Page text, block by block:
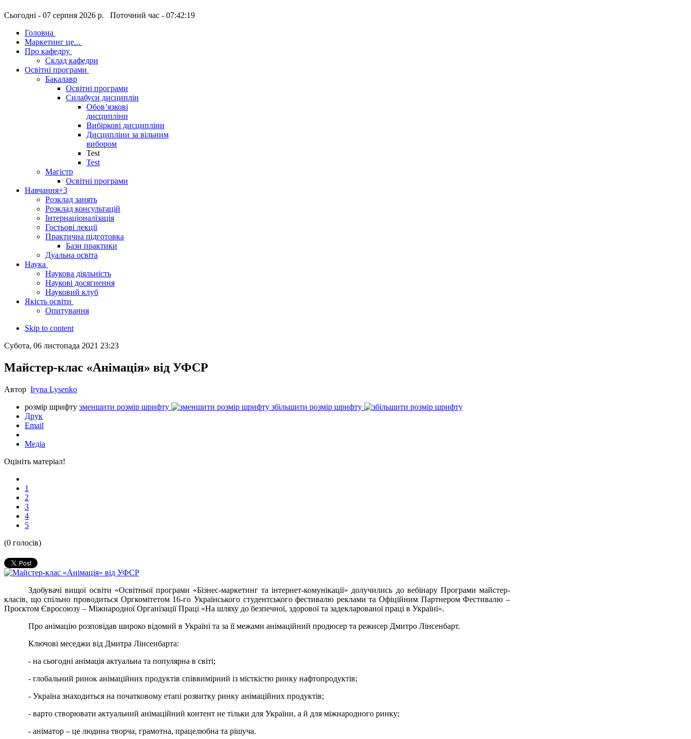
Сьогодні - 07 серпня 2026 р. Поточний час - 07:42:20
Головна
Маркетинг це...
Про кафедру
Склад кафедри
Освітні програми
Бакалавр
Освітні програми
Силабуси дисциплін
Обов’язкові
дисципліни
Вибіркові дисципліни
Дисципліни за вільним
вибором
Test
Test
Магістр
Освітні програми
Навчання+3
Розклад занять
Розклад консультацій
Інтернаціоналізація
Гостьові лекції
Практична підготовка
Бази практики
Дуальна освіта
Наука
Наукова діяльність
Наукові досягнення
Науковий клуб
Якість освіти
Опитування
Skip to content
Субота, 06 листопада 2021 23:23
Майстер-клас «Анімація» від УФСР
Автор Iryna Lysenko
розмір шрифту зменшити розмір шрифту
збільшити розмір шрифту
Друк
Email
Медіа
Оцініть матеріал!
1
2
3
4
5
(0 голосів)
Здобувачі вищої освіти «Освітньої програми «Бізнес-маркетинг та інтернет-комунікації» долучились до вебінару Програми майстер-
класів, що спільно проводиться Оргкомітетом 16-го Українського студентського фестивалю реклами та Офіційним Партнером Фестивалю –
Проєктом Євросоюзу – Міжнародної Організації Праці «На шляху до безпечної, здорової та задекларованої праці в Україні».
Про анімацію розповідав широко відомий в Україні та за її межами анімаційний продюсер та режисер Дмитро Лінсенбарт.
Ключові меседжи від Дмитра Лінсенбарта:
- на сьогодні анімація актуальна та популярна в світі;
- глобальний ринок анімаційних продуктів співвимірний із місткістю ринку нафтопродуктів;
- Україна знаходиться на початковому етапі розвитку ринку анімаційних продуктів;
- варто створювати актуальний анімаційний контент не тільки для України, а й для міжнародного ринку;
- аніматор – це людина творча, грамотна, працелюбна та рішуча.